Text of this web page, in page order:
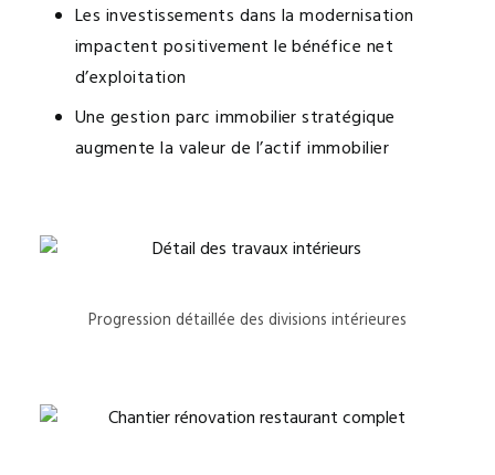
Les investissements dans la modernisation
impactent positivement le bénéfice net
d’exploitation
Une gestion parc immobilier stratégique
augmente la valeur de l’actif immobilier
Progression détaillée des divisions intérieures